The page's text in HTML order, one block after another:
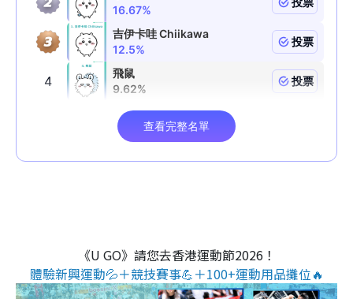
《U GO》請您去香港運動節2026！
體驗新興運動💦＋競技賽事💪＋100+運動用品攤位🔥